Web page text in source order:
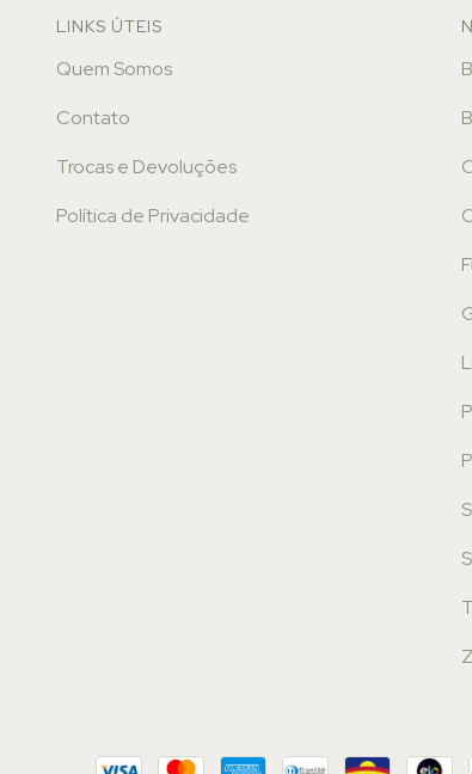
LINKS ÚTEIS
Quem Somos
Contato
Trocas e Devoluções
Política de Privacidade